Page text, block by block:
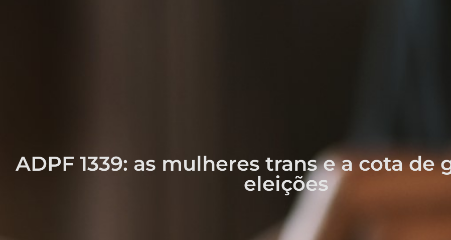
ADPF 1339: as mulheres trans e a cota de
eleições